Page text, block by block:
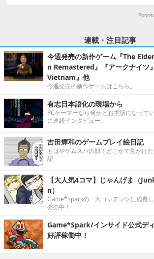
連載・注目記事
今週発売の新作ゲーム『The
n Remastered』『アークナイツ
Vietnam』他
今週発売の新作ゲームはこちら。
有志日本語化の現場から
PCゲーマーなら何かとお世話になって
に連続インタビュー。
吉田輝和のゲームプレイ絵日記
もはやゲムスパの顔！どこかで見かけ
記
【大人気4コマ】じゃんげま（
n）
Game*Sparkの一大コンテンツに成長
発売中！
Game*Spark/インサイド公式デ
好評稼働中！